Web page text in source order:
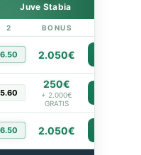
Juve Stabia
2 BONUS
6.50 2.050€
5.60
250€
+ 2.000€
GRATIS
6.50 2.050€